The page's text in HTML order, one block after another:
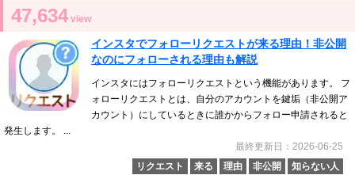
47,634 view
インスタでフォローリクエストが来る理由！非公開
なのにフォローされる理由も解説
インスタにはフォローリクエストという機能があります。 フ
ォローリクエストとは、自分のアカウントを鍵垢（非公開ア
カウント）にしているときに誰かからフォロー申請されると
発生します。 ...
最終更新日：2026-06-25
リクエスト
来る 理由 非公開 知らない人